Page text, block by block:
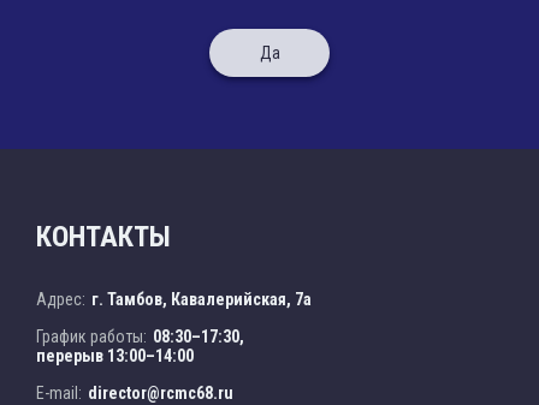
Да
КОНТАКТЫ
Адрес: г. Тамбов, Кавалерийская, 7а
График работы: 08:30–17:30,
перерыв 13:00–14:00
E-mail: director@rcmc68.ru